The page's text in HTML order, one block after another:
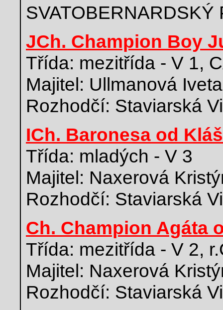
JCh. Champion Boy
Třída: mezitřída - V 1,
Majitel: Ullmanová Iveta
Rozhodčí: Staviarská
ICh. Baronesa od
Třída: mladých - V 3
Majitel: Naxerová
Rozhodčí: Staviarská
Ch. Champion Agáta
Třída: mezitřída - V 2,
Majitel: Naxerová
Rozhodčí: Staviarská